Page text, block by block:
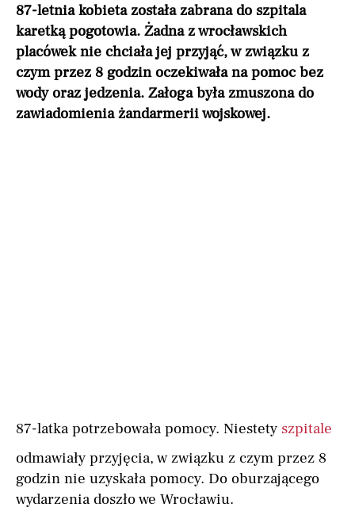
87-letnia kobieta została zabrana do szpitala
karetką pogotowia. Żadna z wrocławskich
placówek nie chciała jej przyjąć, w związku z
czym przez 8 godzin oczekiwała na pomoc bez
wody oraz jedzenia. Załoga była zmuszona do
zawiadomienia żandarmerii wojskowej.
87-latka potrzebowała pomocy. Niestety szpitale
odmawiały przyjęcia, w związku z czym przez 8
godzin nie uzyskała pomocy. Do oburzającego
wydarzenia doszło we Wrocławiu.